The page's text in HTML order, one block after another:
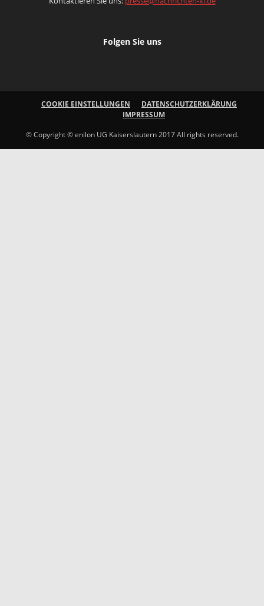
Folgen Sie uns
COOKIE EINSTELLUNGEN
DATENSCHUTZERKLÄRUNG
IMPRESSUM
© Copyright © enilon UG Kaiserslautern 2017 All rights reserved.